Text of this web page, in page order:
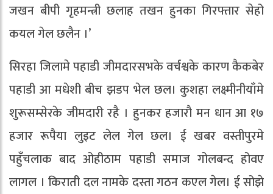
जखन बीपी गृहमन्त्री छलाह तखन हुनका गिरफ्तार सेहो
कयल गेल छलैन ।’
सिरहा जिलामे पहाडी जीमदारसभके वर्चश्वके कारण कैकबेर
पहाडी आ मधेशी बीच झडप भेल छल। कुशहा लक्ष्मीनीयाँमे
शुरूसम्सेरके जीमदारी रहै । हुनकर हजाराै मन धान आ १७
हजार रूपैया लुइट लेल गेल छल। ई खबर वस्तीपुरमे
पहुँचलाक बाद ओहीठाम पहाडी समाज गोलबन्द होवए
लागल । किराती दल नामके दस्ता गठन कएल गेल। ई सोझे